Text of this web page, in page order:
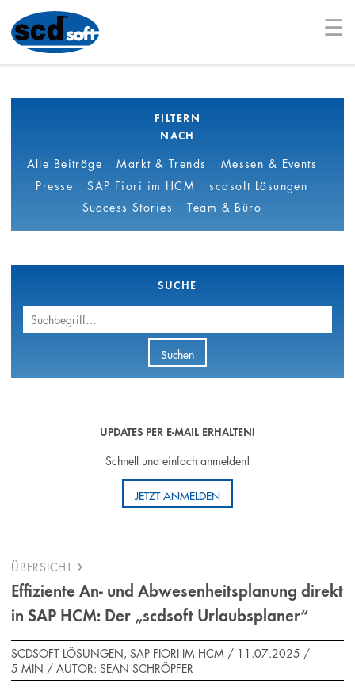
☰
FILTERN
NACH
Alle Beiträge Markt & Trends
Messen & Events
Presse
SAP Fiori im HCM
scdsoft Lösungen
Success Stories
Team & Büro
SUCHE
Suchbegriff
Suchen
UPDATES PER E-MAIL ERHALTEN!
Schnell und einfach anmelden!
JETZT ANMELDEN
ÜBERSICHT
Effiziente An- und Abwesenheitsplanung direkt
in SAP HCM: Der „scdsoft Urlaubsplaner“
SCDSOFT LÖSUNGEN, SAP FIORI IM HCM / 11.07.2025 /
5 MIN /AUTOR: SEAN SCHRÖPFER